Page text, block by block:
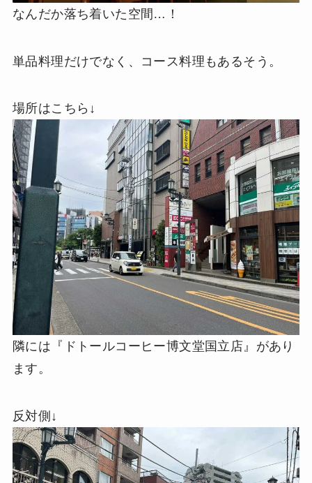
なんだか落ち着いた空間…！
単品料理だけでなく、コース料理もあるそう。
場所はこちら↓
隣には『ドトールコーヒー博文堂国立店』があり
ます。
反対側↓